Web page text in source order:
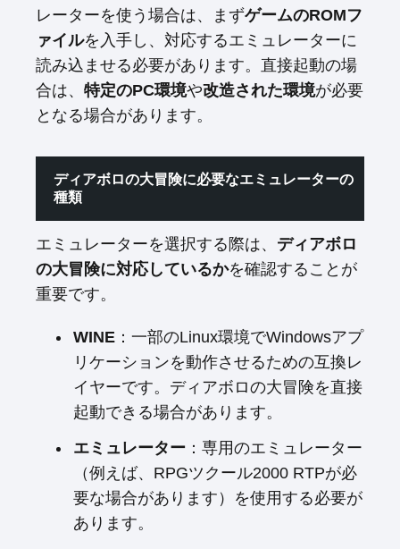
レーターを使う場合は、まずゲームのROMフ
ァイルを入手し、対応するエミュレーターに
読み込ませる必要があります。直接起動の場
合は、 特定のPC環境や改造された環境が必要
となる場合があります。
ディアボロの大冒険に必要なエミュレーターの
種類
エミュレーターを選択する際は、 ディアボロ
の大冒険に対応しているかを確認することが
重要です。
WINE ：一部のLinux環境でWindowsアプ
リケーションを動作させるための互換レ
イヤーです。ディアボロの大冒険を直接
起動できる場合があります。
エミュレーター ：専用のエミュレーター
（例えば、RPGツクール2000 RTPが必
要な場合があります）を使用する必要が
あります。